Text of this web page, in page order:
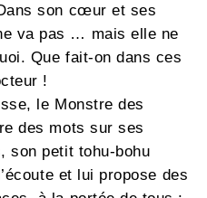
son cœur et ses
va pas … mais elle ne
Que fait-on dans ces
!
le Monstre des
des mots sur ses
son petit tohu-bohu
et lui propose des